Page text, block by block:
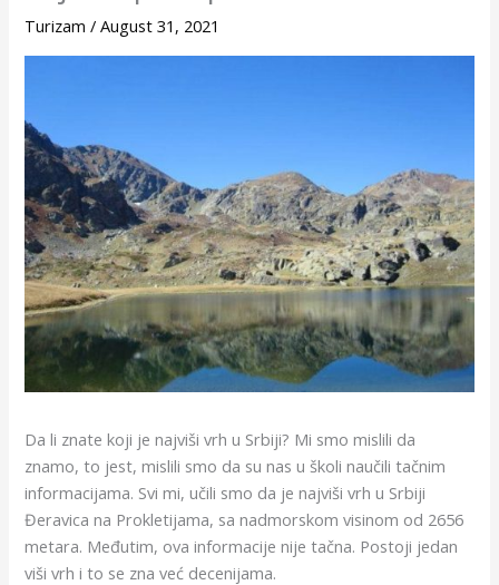
Turizam /August 31, 2021
Da li znate koji je najviši vrh u Srbiji? Mi smo mislili da
znamo, to jest, mislili smo da su nas u školi naučili tačnim
informacijama. Svi mi, učili smo da je najviši vrh u Srbiji
Đeravica na Prokletijama, sa nadmorskom visinom od 2656
metara. Međutim, ova informacije nije tačna. Postoji jedan
viši vrh i to se zna već decenijama.